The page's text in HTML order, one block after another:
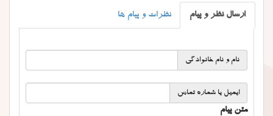
ارسال نظر و پیام نظرات و پیام ها
نام و نام خانوادگی
ایمیل یا شماره تماس
متن پیام